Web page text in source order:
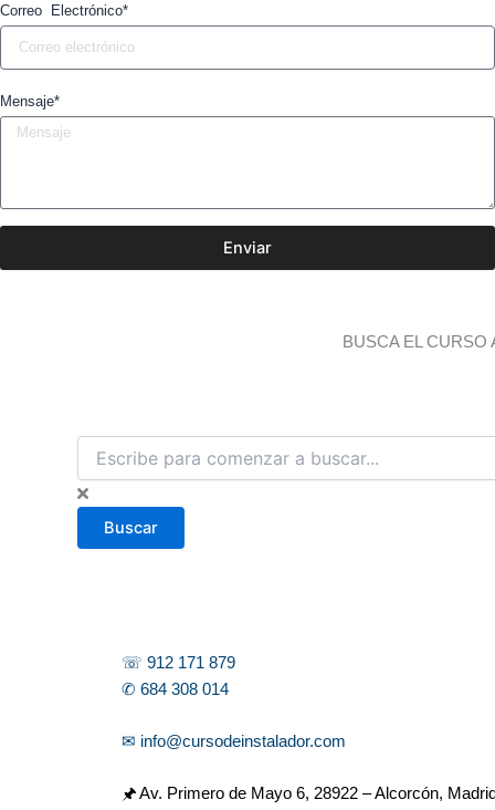
Correo Electrónico*
Mensaje*
Enviar
BUSCA EL CURSO
B
s
c
Buscar
☏ 912 171 879
✆ 684 308 014
✉ info@cursodeinstalador.com
🖈 Av. Primero de Mayo 6, 28922 – Alcorcón,